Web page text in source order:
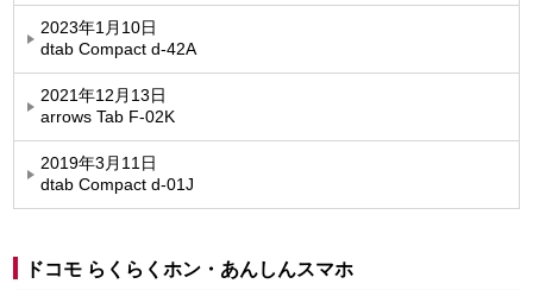
2023年1月10日
dtab Compact d-42A
2021年12月13日
arrows Tab F-02K
2019年3月11日
dtab Compact d-01J
ドコモ らくらくホン・あんしんスマホ